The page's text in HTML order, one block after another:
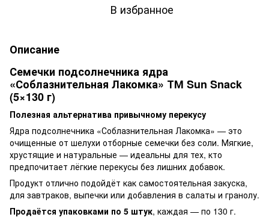
В избранное
Описание
Семечки подсолнечника ядра
«Соблазнительная Лакомка» ТМ Sun Snack
(5×130 г)
Полезная альтернатива привычному перекусу
Ядра подсолнечника «Соблазнительная Лакомка» — это
очищенные от шелухи отборные семечки без соли. Мягкие,
хрустящие и натуральные — идеальны для тех, кто
предпочитает лёгкие перекусы без лишних добавок.
Продукт отлично подойдёт как самостоятельная закуска,
для завтраков, выпечки или добавления в салаты и гранолу.
Продаётся упаковками по 5 штук, каждая — по 130 г.